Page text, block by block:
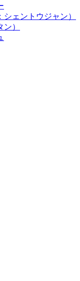
ェントウジャン）
）